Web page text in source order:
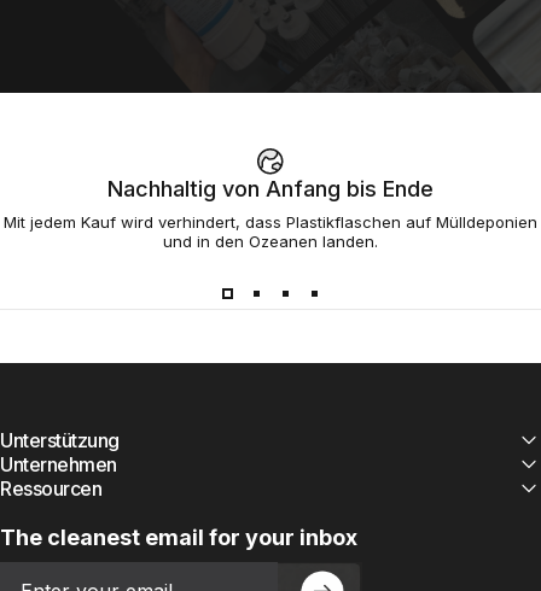
Nachhaltig von Anfang bis Ende
Mit jedem Kauf wird verhindert, dass Plastikflaschen auf Mülldeponien
und in den Ozeanen landen.
Unterstützung
Unternehmen
Ressourcen
The cleanest email for your inbox